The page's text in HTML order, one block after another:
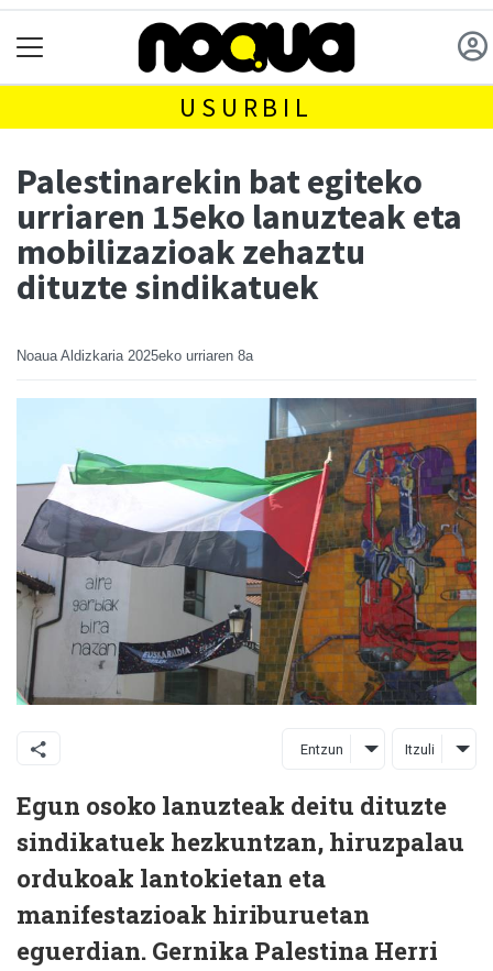
USURBIL
Palestinarekin bat egiteko
urriaren 15eko lanuzteak eta
mobilizazioak zehaztu
dituzte sindikatuek
Noaua Aldizkaria 2025eko urriaren 8a
Entzun Itzuli
Egun osoko lanuzteak deitu dituzte
sindikatuek hezkuntzan, hiruzpalau
ordukoak lantokietan eta
manifestazioak hiriburuetan
eguerdian. Gernika Palestina Herri